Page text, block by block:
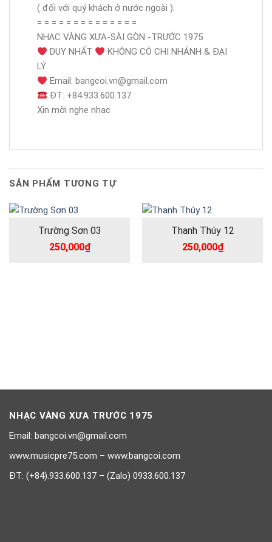
( đối với quý khách ở nước ngoài ).
= = = = = = = = = = = = = =
NHẠC VÀNG XƯA-SÀI GÒN -TRƯỚC 1975
DUY NHẤT
KHÔNG CÓ CHI NHÁNH & ĐẠI
LÝ
Email: bangcoi.vn@gmail.com
ĐT: +84.933.600.137
Xin mời nghe nhạc
SẢN PHẨM TƯƠNG TỰ
Trường Sơn 03
250,000₫
Thanh Thúy 12
250,000₫
NHẠC VÀNG XƯA TRƯỚC 1975
Email: bangcoi.vn@gmail.com
www.musicpre75.com – www.bangcoi.com
ĐT: (+84).933.600.137 – (Zalo) 0933.600.137